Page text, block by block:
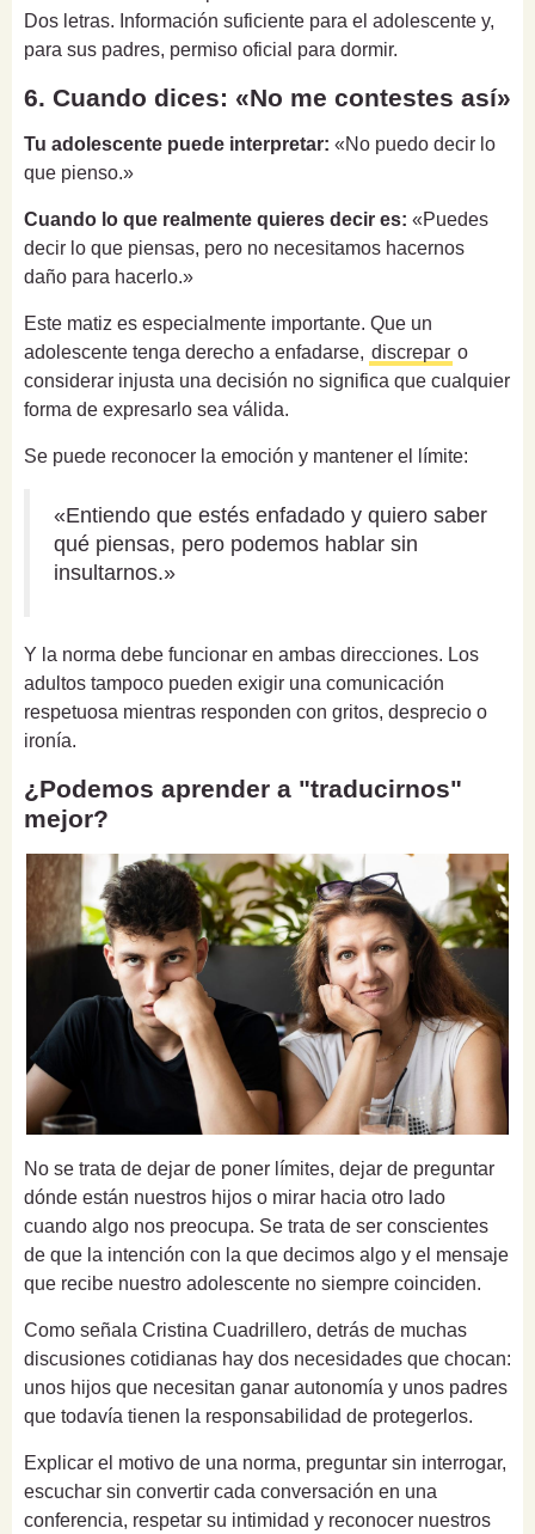
Dos letras. Información suficiente para el adolescente y,
para sus padres, permiso oficial para dormir.
6. Cuando dices: «No me contestes así»
Tu adolescente puede interpretar: «No puedo decir lo
que pienso.»
Cuando lo que realmente quieres decir es: «Puedes
decir lo que piensas, pero no necesitamos hacernos
daño para hacerlo.»
Este matiz es especialmente importante. Que un
adolescente tenga derecho a enfadarse, discrepar o
considerar injusta una decisión no significa que cualquier
forma de expresarlo sea válida.
Se puede reconocer la emoción y mantener el límite:
«Entiendo que estés enfadado y quiero saber
qué piensas, pero podemos hablar sin
insultarnos.»
Y la norma debe funcionar en ambas direcciones. Los
adultos tampoco pueden exigir una comunicación
respetuosa mientras responden con gritos, desprecio o
ironía.
¿Podemos aprender a "traducirnos"
mejor?
No se trata de dejar de poner límites, dejar de preguntar
dónde están nuestros hijos o mirar hacia otro lado
cuando algo nos preocupa. Se trata de ser conscientes
de que la intención con la que decimos algo y el mensaje
que recibe nuestro adolescente no siempre coinciden.
Como señala Cristina Cuadrillero, detrás de muchas
discusiones cotidianas hay dos necesidades que chocan:
unos hijos que necesitan ganar autonomía y unos padres
que todavía tienen la responsabilidad de protegerlos.
Explicar el motivo de una norma, preguntar sin interrogar,
escuchar sin convertir cada conversación en una
conferencia, respetar su intimidad y reconocer nuestros